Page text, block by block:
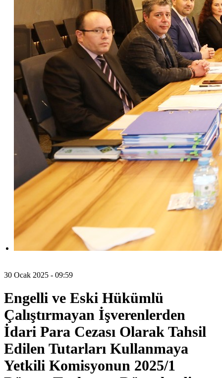
30 Ocak 2025 - 09:59
Engelli ve Eski Hükümlü
Çalıştırmayan İşverenlerden
İdari Para Cezası Olarak Tahsil
Edilen Tutarları Kullanmaya
Yetkili Komisyonun 2025/1